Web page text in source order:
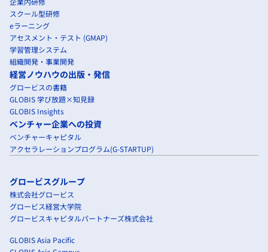
スクール型研修
eラーニング
アセスメント・テスト (GMAP)
学習管理システム
組織開発・事業開発
経営ノウハウの出版・発信
グロービスの書籍
GLOBIS 学び放題×知見録
GLOBIS Insights
ベンチャー企業への投資
ベンチャーキャピタル
アクセラレーションプログラム(G-STARTUP)
グロービスグループ
株式会社グロービス
グロービス経営大学院
グロービスキャピタルパートナーズ株式会社
GLOBIS Asia Pacific